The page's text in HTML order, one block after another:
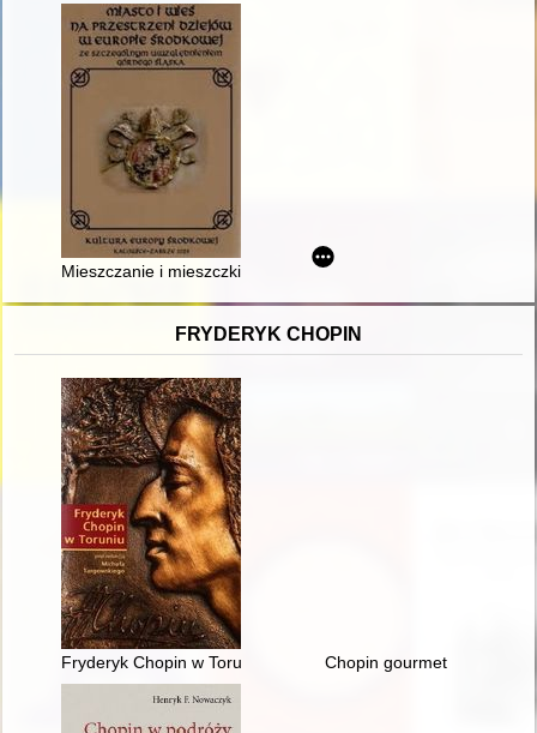
Mieszczanie i mieszczki spoza Poznania w najstarszej
FRYDERYK CHOPIN
Fryderyk Chopin w Toruniu Chopin gourmet